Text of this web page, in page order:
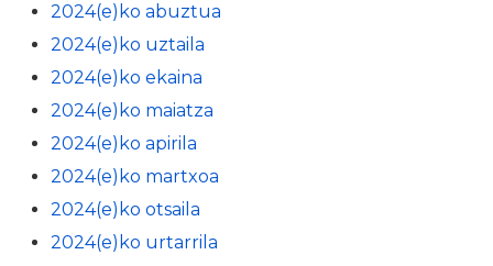
2024(e)ko abuztua
2024(e)ko uztaila
2024(e)ko ekaina
2024(e)ko maiatza
2024(e)ko apirila
2024(e)ko martxoa
2024(e)ko otsaila
2024(e)ko urtarrila